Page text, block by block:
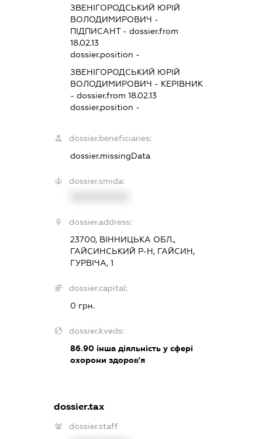
ЗВЕНІГОРОДСЬКИЙ ЮРІЙ
ВОЛОДИМИРОВИЧ -
ПІДПИСАНТ- dossier.from
18.02.13
dossier.position -
ЗВЕНІГОРОДСЬКИЙ ЮРІЙ
ВОЛОДИМИРОВИЧ - КЕРІВНИК
- dossier.from 18.02.13
dossier.position -
dossier.beneficiaries:
dossier.missingData
dossier.smida:
dossier.address:
23700, ВІННИЦЬКА ОБЛ.,
ГАЙСИНСЬКИЙ Р-Н, ГАЙСИН,
ГУРВІЧА, 1
dossier.capital:
0 грн.
dossier.kveds:
86.90 інша діяльність у сфері
охорони здоров'я
dossier.tax
dossier.staff